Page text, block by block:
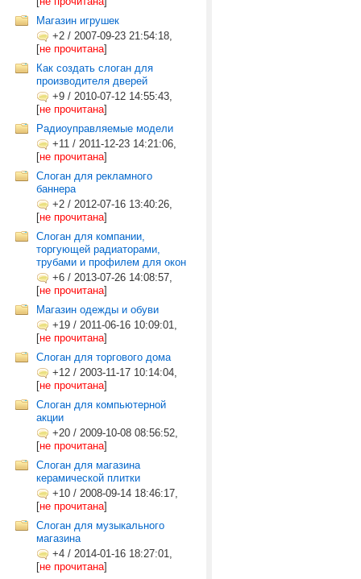
Магазин игрушек
+2 / 2007-09-23 21:54:18,
[не прочитана]
Как создать слоган для
производителя дверей
+9 / 2010-07-12 14:55:43,
[не прочитана]
Радиоуправляемые модели
+11 / 2011-12-23 14:21:06,
[не прочитана]
Слоган для рекламного
баннера
+2 / 2012-07-16 13:40:26,
[не прочитана]
Слоган для компании,
торгующей радиаторами,
трубами и профилем для окон
+6 / 2013-07-26 14:08:57,
[не прочитана]
Магазин одежды и обуви
+19 / 2011-06-16 10:09:01,
[не прочитана]
Слоган для торгового дома
+12 / 2003-11-17 10:14:04,
[не прочитана]
Слоган для компьютерной
акции
+20 / 2009-10-08 08:56:52,
[не прочитана]
Слоган для магазина
керамической плитки
+10 / 2008-09-14 18:46:17,
[не прочитана]
Слоган для музыкального
магазина
+4 / 2014-01-16 18:27:01,
[не прочитана]